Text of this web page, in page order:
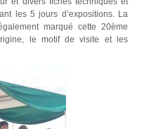
les 5 jours d’expositions. La
marqué cette 20ème
le motif de visite et les